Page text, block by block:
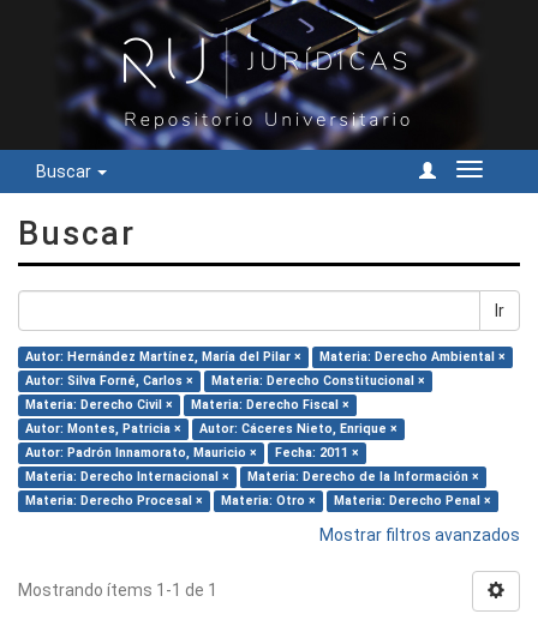
Buscar
Cambiar
Buscar
Ir
Autor: Hernández Martínez, María del Pilar ×
Materia: Derecho Ambiental ×
Autor: Silva Forné, Carlos ×
Materia: Derecho Constitucional ×
Materia: Derecho Civil ×
Materia: Derecho Fiscal ×
Autor: Montes, Patricia ×
Autor: Cáceres Nieto, Enrique ×
Autor: Padrón Innamorato, Mauricio ×
Fecha: 2011 ×
Materia: Derecho Internacional ×
Materia: Derecho de la Información ×
Materia: Derecho Procesal ×
Materia: Otro × Materia: Derecho Penal ×
Mostrar filtros avanzados
Mostrando ítems 1-1 de 1